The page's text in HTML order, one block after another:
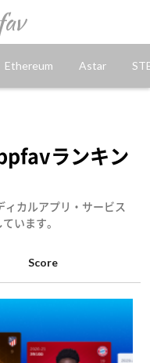
Ethereum Astar
ランキン
カルアプリ・サービス
います。
Score